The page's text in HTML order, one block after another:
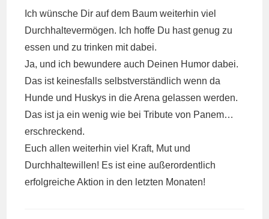
Ich wünsche Dir auf dem Baum weiterhin viel
Durchhaltevermögen. Ich hoffe Du hast genug zu
essen und zu trinken mit dabei.
Ja, und ich bewundere auch Deinen Humor dabei.
Das ist keinesfalls selbstverständlich wenn da
Hunde und Huskys in die Arena gelassen werden.
Das ist ja ein wenig wie bei Tribute von Panem…
erschreckend.
Euch allen weiterhin viel Kraft, Mut und
Durchhaltewillen! Es ist eine außerordentlich
erfolgreiche Aktion in den letzten Monaten!